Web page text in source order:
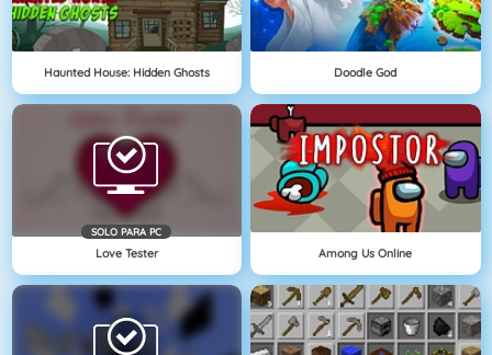
Haunted House: Hidden Ghosts Doodle God
SOLO PARA PC
Love Tester Among Us Online